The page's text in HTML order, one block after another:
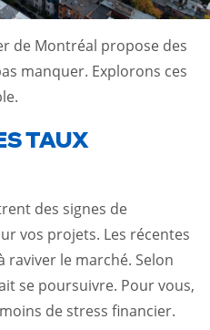
de Montréal propose des
manquer. Explorons ces
TAUX
des signes de
vos projets. Les récentes
raviver le marché. Selon
se poursuivre. Pour vous,
de stress financier.